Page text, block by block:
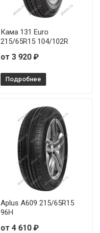
Кама 131 Euro
215/65R15 104/102R
от 3 920 ₽
Подробнее
Aplus A609 215/65R15
96H
от 4 610 ₽